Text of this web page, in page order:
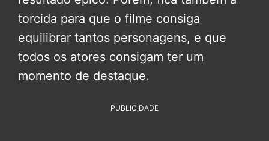
torcida para que o filme consiga
equilibrar tantos personagens, e que
todos os atores consigam ter um
momento de destaque.
PUBLICIDADE